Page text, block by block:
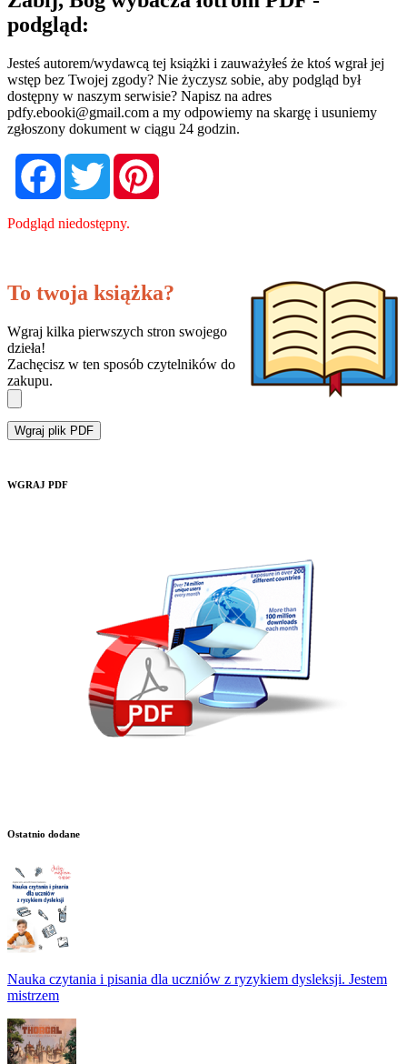
podgląd:
Jesteś autorem/wydawcą tej książki i zauważyłeś że ktoś wgrał jej
wstęp bez Twojej zgody? Nie życzysz sobie, aby podgląd był
dostępny w naszym serwisie? Napisz na adres
pdfy.ebooki@gmail.com a my odpowiemy na skargę i usuniemy
zgłoszony dokument w ciągu 24 godzin.
FacebookTwitter
Podgląd niedostępny.
To twoja książka?
Wgraj kilka pierwszych stron swojego
dzieła!
Zachęcisz w ten sposób czytelników do
zakupu.
Wgraj plik PDF
WGRAJ PDF
Ostatnio dodane
Nauka czytania i pisania dla uczniów z ryzykiem dysleksji. Jestem
mistrzem